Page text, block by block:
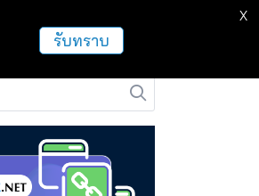
ฝากข่าวประชาสัมพันธ์
รับทราบ
X